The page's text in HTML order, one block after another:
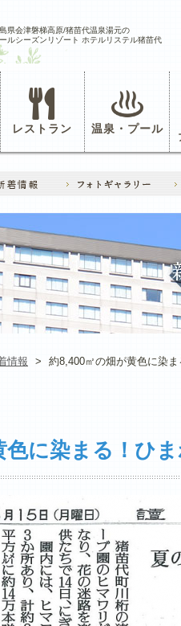
県会津磐梯高原/猪苗代温泉湯元の
ルシーズンリゾート ホテルリステル猪苗代
レストラン 温泉・プール
情報 > 約8,400㎡の畑が黄色に染
色に染まる！ひ